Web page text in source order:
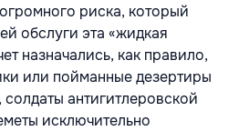
риска, который
обслуги эта «жидкая
назначались, как правило,
или пойманные дезертиры
антигитлеровской
исключительно